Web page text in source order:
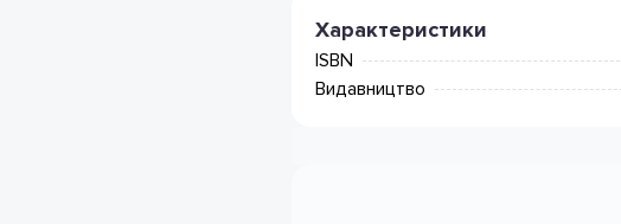
Характеристики
ISBN
Видавництво